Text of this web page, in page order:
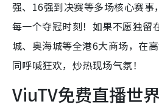
强、16强到决赛等多场核心赛事
每一个夺冠时刻！如果不愿独留
城、奥海城等全港6大商场，在
同呼喊狂欢，炒热现场气氛！
ViuTV免费直播世